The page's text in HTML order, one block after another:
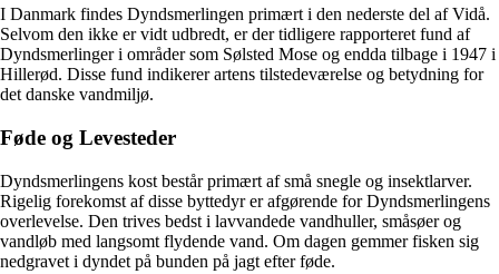
I Danmark findes Dyndsmerlingen primært i den nederste del af Vidå.
Selvom den ikke er vidt udbredt, er der tidligere rapporteret fund af
Dyndsmerlinger i områder som Sølsted Mose og endda tilbage i 1947 i
Hillerød. Disse fund indikerer artens tilstedeværelse og betydning for
det danske vandmiljø.
Føde og Levesteder
Dyndsmerlingens kost består primært af små snegle og insektlarver.
Rigelig forekomst af disse byttedyr er afgørende for Dyndsmerlingens
overlevelse. Den trives bedst i lavvandede vandhuller, småsøer og
vandløb med langsomt flydende vand. Om dagen gemmer fisken sig
nedgravet i dyndet på bunden på jagt efter føde.